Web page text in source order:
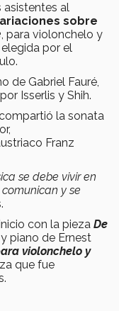
asistentes al
sobre
, para violonchelo y
por el
de Gabriel Fauré,
Isserlis y Shih.
la sonata
Franz
se debe vivir en
y se
con la pieza De
piano de Ernest
violonchelo y
que fue